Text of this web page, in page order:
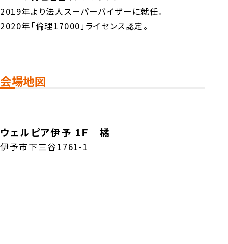
2019年より法人スーパーバイザーに就任。
2020年「倫理17000」ライセンス認定。
会場地図
ウェルピア伊予 1Ｆ 橘
伊予市下三谷1761-1